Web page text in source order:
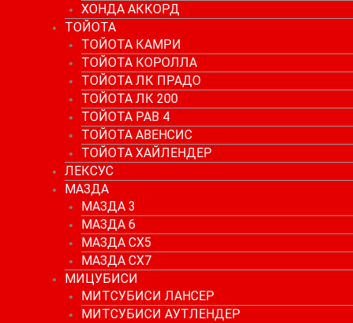
ХОНДА АККОРД
ТОЙОТА
ТОЙОТА КАМРИ
ТОЙОТА КОРОЛЛА
ТОЙОТА ЛК ПРАДО
ТОЙОТА ЛК 200
ТОЙОТА РАВ 4
ТОЙОТА АВЕНСИС
ТОЙОТА ХАЙЛЕНДЕР
ЛЕКСУС
МАЗДА
МАЗДА 3
МАЗДА 6
МАЗДА СХ5
МАЗДА СХ7
МИЦУБИСИ
МИТСУБИСИ ЛАНСЕР
МИТСУБИСИ АУТЛЕНДЕР